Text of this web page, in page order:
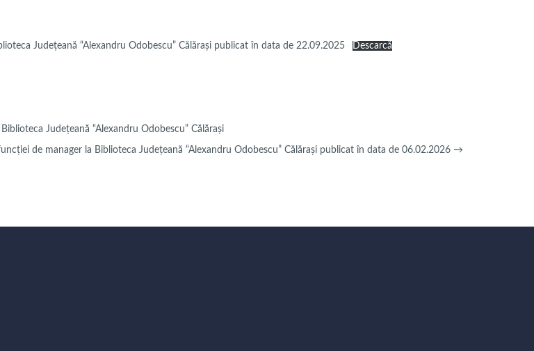
Județeană “Alexandru Odobescu” Călărași publicat în data de 22.09.2025 Descarcă
Județeană “Alexandru Odobescu” Călărași
de manager la Biblioteca Județeană “Alexandru Odobescu” Călărași publicat în data de 06.02.2026 →